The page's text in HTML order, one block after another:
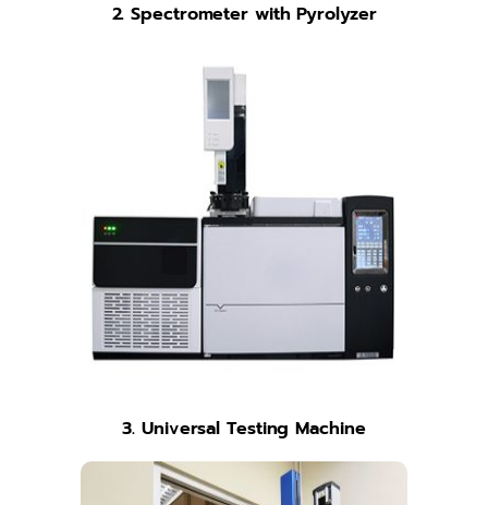
2. Spectrometer with Pyrolyzer
3. Universal Testing Machine